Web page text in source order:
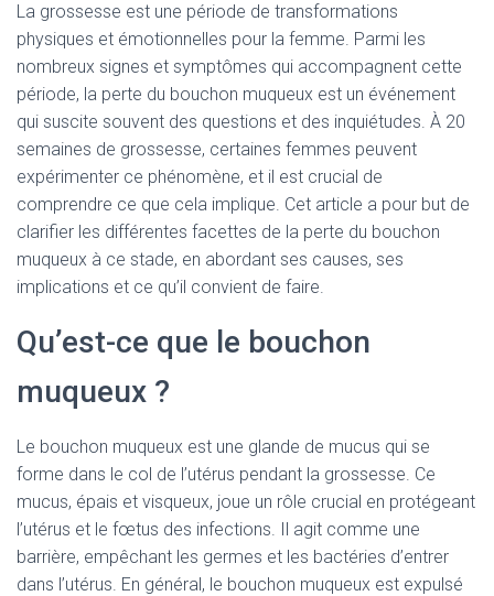
La grossesse est une période de transformations
physiques et émotionnelles pour la femme. Parmi les
nombreux signes et symptômes qui accompagnent cette
période, la perte du bouchon muqueux est un événement
qui suscite souvent des questions et des inquiétudes. À 20
semaines de grossesse, certaines femmes peuvent
expérimenter ce phénomène, et il est crucial de
comprendre ce que cela implique. Cet article a pour but de
clarifier les différentes facettes de la perte du bouchon
muqueux à ce stade, en abordant ses causes, ses
implications et ce qu’il convient de faire.
Qu’est-ce que le bouchon
muqueux ?
Le bouchon muqueux est une glande de mucus qui se
forme dans le col de l’utérus pendant la grossesse. Ce
mucus, épais et visqueux, joue un rôle crucial en protégeant
l’utérus et le fœtus des infections. Il agit comme une
barrière, empêchant les germes et les bactéries d’entrer
dans l’utérus. En général, le bouchon muqueux est expulsé